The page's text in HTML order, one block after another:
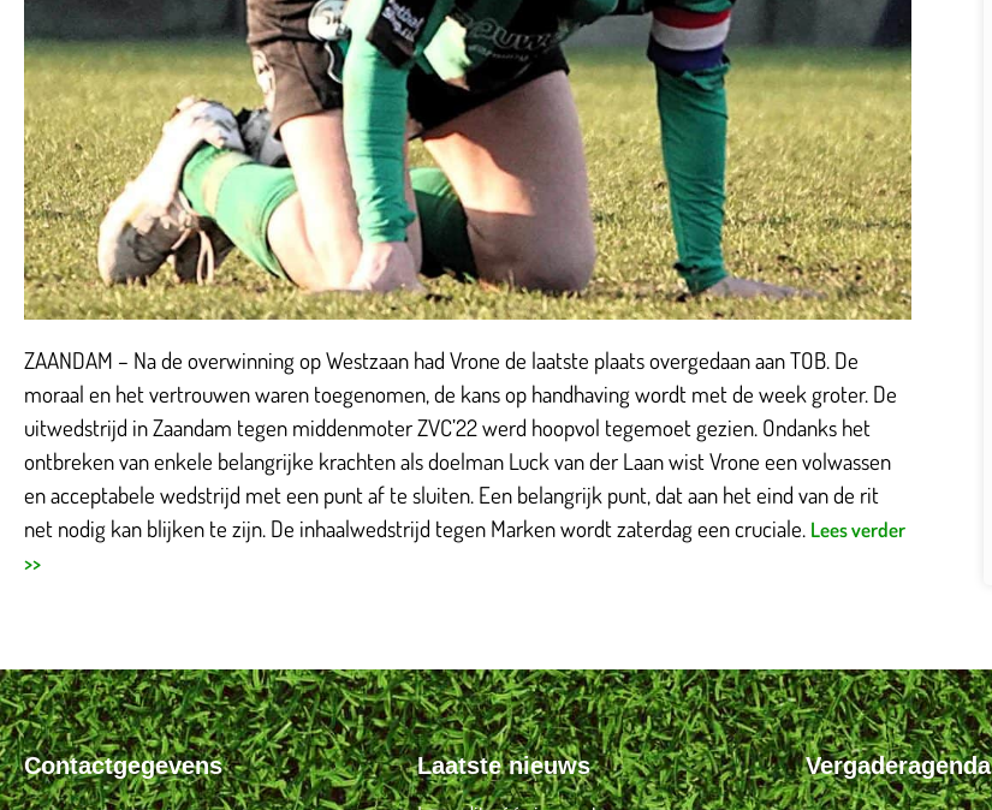
ZAANDAM – Na de overwinning op Westzaan had Vrone de laatste plaats overgedaan aan TOB. De
moraal en het vertrouwen waren toegenomen, de kans op handhaving wordt met de week groter. De
uitwedstrijd in Zaandam tegen middenmoter ZVC’22 werd hoopvol tegemoet gezien. Ondanks het
ontbreken van enkele belangrijke krachten als doelman Luck van der Laan wist Vrone een volwassen
en acceptabele wedstrijd met een punt af te sluiten. Een belangrijk punt, dat aan het eind van de rit
net nodig kan blijken te zijn. De inhaalwedstrijd tegen Marken wordt zaterdag een cruciale. Lees verder
>>
Contactgegevens Laatste nieuws Vergaderagenda